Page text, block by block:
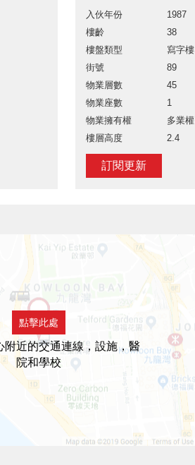
入伙年份
1987
樓齡
38
樓盤類型
寫字樓
街號
89
物業層數
45
物業座數
1
物業擁有權
多業權
樓層高度
2.4
訂閱更新
點擊此處
附近的交通連線，設施，醫
院和學校